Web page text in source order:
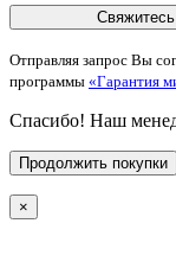
Отправляя запрос Вы
программы «Гарантия
Спасибо! Наш
Продолжить покупки
×